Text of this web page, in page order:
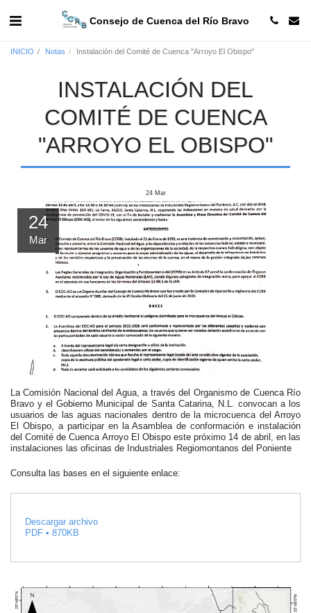
Consejo de Cuenca del Río Bravo
INICIO Notas Instalación del Comité de Cuenca "Arroyo El Obispo"
INSTALACIÓN DEL
COMITÉ DE CUENCA
"ARROYO EL OBISPO"
24 Mar
24
Mar
La Comisión Nacional del Agua, a través del Organismo de Cuenca Río
Bravo y el Gobierno Municipal de Santa Catarina, N.L. convocan a los
usuarios de las aguas nacionales dentro de la microcuenca del Arroyo
El Obispo, a participar en la Asamblea de conformación e instalación
del Comité de Cuenca Arroyo El Obispo este próximo 14 de abril, en las
instalaciones las oficinas de Industriales Regiomontanos del Poniente
Consulta las bases en el siguiente enlace:
Descargar archivo
PDF • 870KB